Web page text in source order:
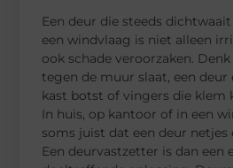
Een deur die steeds
een windvlaag is niet alleen
ook schade veroorzaken.
tegen de muur slaat, een deur
kast botst of vingers die klem
In huis, op kantoor of in een
soms juist dat een deur netjes
Een deurvastzetter is dan een